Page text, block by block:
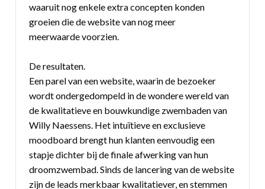
waaruit nog enkele extra concepten konden
groeien die de website van nog meer
meerwaarde voorzien.
De resultaten.
Een parel van een website, waarin de bezoeker
wordt ondergedompeld in de wondere wereld van
de kwalitatieve en bouwkundige zwembaden van
Willy Naessens. Het intuïtieve en exclusieve
moodboard brengt hun klanten eenvoudig een
stapje dichter bij de finale afwerking van hun
droomzwembad. Sinds de lancering van de website
zijn de leads merkbaar kwalitatiever, en stemmen